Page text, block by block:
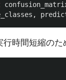
,
時間短縮のた